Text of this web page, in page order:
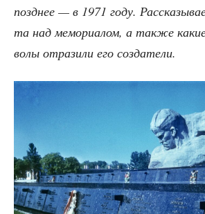
позд­нее — в 1971 году.
та над мемо­ри­а­лом, а так­же
во­лы отра­зи­ли его создатели.